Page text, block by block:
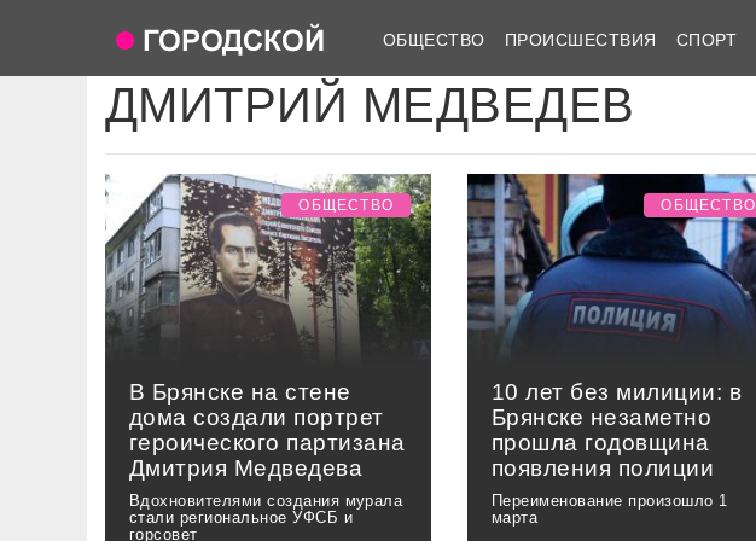
ОБЩЕСТВО ПРОИСШЕСТВИЯ СПОРТ
ДМИТРИЙ МЕДВЕДЕВ
В Брянске на стене
дома создали портрет
героического партизана
Дмитрия Медведева
Вдохновителями создания мурала
стали региональное УФСБ и
горсовет
ОБЩЕСТВО
10 лет без милиции: в
Брянске незаметно
прошла годовщина
появления полиции
Переименование произошло 1
марта
ОБЩЕСТВО